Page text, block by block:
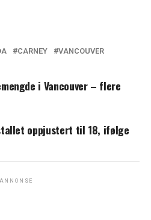
CARNEY VANCOUVER
i Vancouver – flere
oppjustert til 18, ifølge
ANNONSE